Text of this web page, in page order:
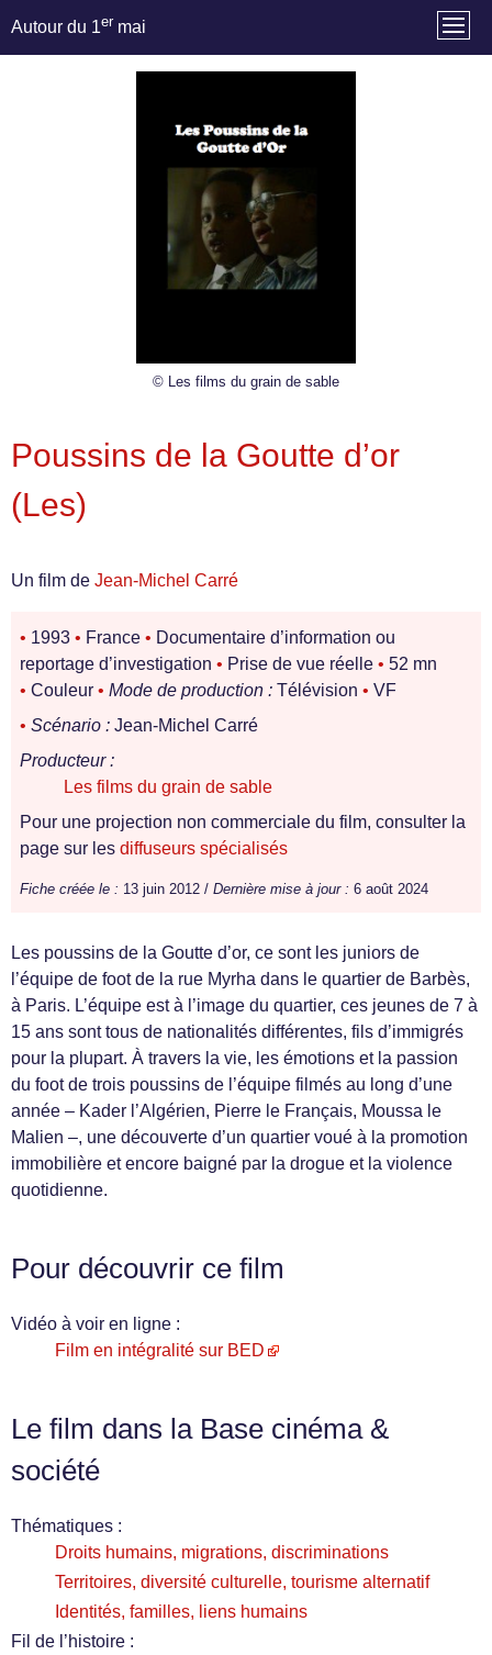
Autour du 1er mai
© Les films du grain de sable
Poussins de la Goutte d’or
(Les)
Un film de Jean-Michel Carré
• 1993 • France • Documentaire d’information ou
reportage d’investigation • Prise de vue réelle • 52 mn
• Couleur • Mode de production : Télévision • VF
• Scénario : Jean-Michel Carré
Producteur :
Les films du grain de sable
Pour une projection non commerciale du film, consulter la
page sur les diffuseurs spécialisés
Fiche créée le : 13 juin 2012 / Dernière mise à jour : 6 août 2024
Les poussins de la Goutte d’or, ce sont les juniors de
l’équipe de foot de la rue Myrha dans le quartier de Barbès,
à Paris. L’équipe est à l’image du quartier, ces jeunes de 7 à
15 ans sont tous de nationalités différentes, fils d’immigrés
pour la plupart. À travers la vie, les émotions et la passion
du foot de trois poussins de l’équipe filmés au long d’une
année – Kader l’Algérien, Pierre le Français, Moussa le
Malien –, une découverte d’un quartier voué à la promotion
immobilière et encore baigné par la drogue et la violence
quotidienne.
Pour découvrir ce film
Vidéo à voir en ligne :
Film en intégralité sur BED
Le film dans la Base cinéma &
société
Thématiques :
Droits humains, migrations, discriminations
Territoires, diversité culturelle, tourisme alternatif
Identités, familles, liens humains
Fil de l’histoire :